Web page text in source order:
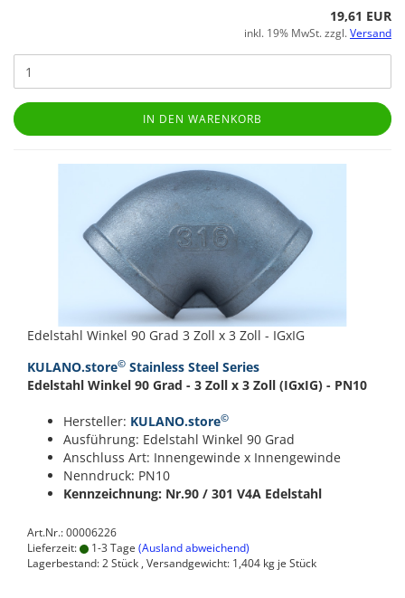
19,61 EUR
inkl. 19% MwSt. zzgl.Versand
IN DEN WARENKORB
Edelstahl Winkel 90 Grad 3 Zoll x 3 Zoll - IGxIG
KULANO.store© Stainless Steel Series
Edelstahl Winkel 90 Grad - 3 Zoll x 3 Zoll (IGxIG) - PN10
Hersteller: KULANO.store©
Ausführung: Edelstahl Winkel 90 Grad
Anschluss Art: Innengewinde x Innengewinde
Nenndruck: PN10
Kennzeichnung: Nr.90 / 301 V4A Edelstahl
Art.Nr.: 00006226
Lieferzeit:
1-3 Tage (Ausland abweichend)
Lagerbestand: 2 Stück , Versandgewicht: 1,404 kg je Stück